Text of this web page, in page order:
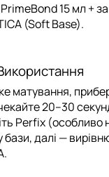
15 мл+
(Soft Base).
матування,
20–30
Perfix (особливо
бази, далі —
.